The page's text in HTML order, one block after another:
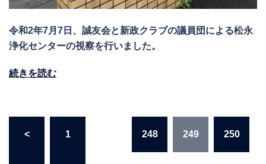
令和2年7月7日、誠友会と新政クラブの議員団による松永
浄化センターの視察を行いました。
続きを読む
< 1 248 249 250